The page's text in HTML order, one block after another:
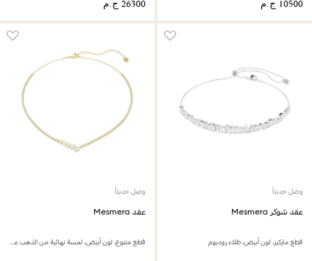
وصل حديثاً
عقد شوكر Mesmera
قطع ماركيز، لون أبيض، طلاء روديوم
وصل حديثاً
عقد Mesmera
قطع متنوع، لون أبيض، لمسة نهائية من الذهب عيار 18 قيراط